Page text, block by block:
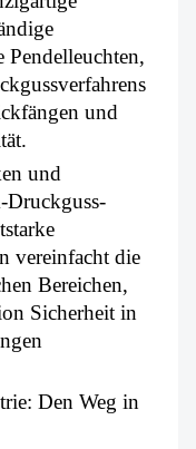
Pendelleuchten,
und
und
Druckguss-
vereinfacht die
Bereichen,
Sicherheit in
Den Weg in